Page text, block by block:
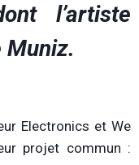
l’artiste
Muniz.
Electronics et We
projet commun :